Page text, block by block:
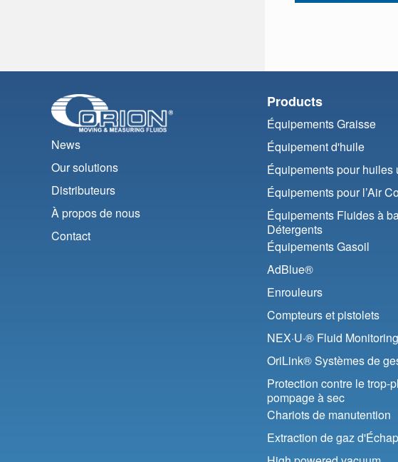
News
Our solutions
Distributeurs
À propos de nous
Contact
Products
Équipements Graisse
Équipement d'huile
Équipements pour huiles
Équipements pour l’Air
Équipements Fluides à
Détergents
Équipements Gasoil
AdBlue®
Enrouleurs
Compteurs et pistolets
NEX·U·® Fluid
OriLink® Systèmes de
Protection contre le trop-
pompage à sec
Chariots de manutention
Extraction de gaz